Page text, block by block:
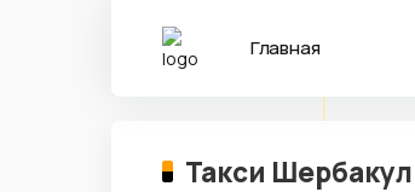
Главная
Такси